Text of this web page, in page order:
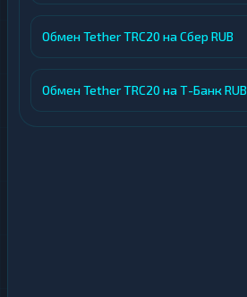
Обмен Tether TRC20 на Сбер RUB
Обмен Tether TRC20 на Т-Банк RUB